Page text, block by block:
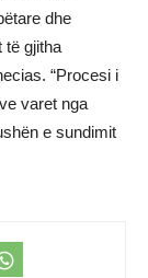
dhe
të gjitha
“Procesi i
varet nga
e sundimit